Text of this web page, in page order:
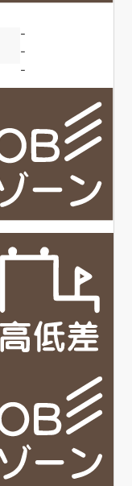
-
-
-